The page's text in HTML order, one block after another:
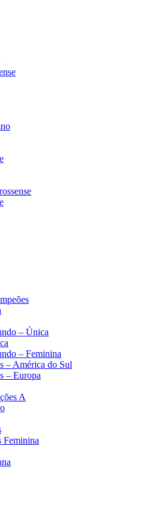
– Única
– Feminina
– América do Sul
– Europa
A
Feminina